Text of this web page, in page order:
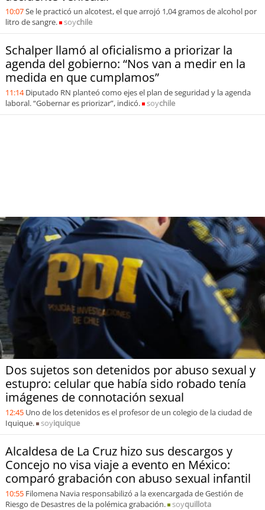
10:07Se le practicó un alcotest, el que arrojó 1,04 gramos de alcohol por
litro de sangre.
soychile
Schalper llamó al oficialismo a priorizar la
agenda del gobierno: “Nos van a medir en la
medida en que cumplamos”
11:14 Diputado RN planteó como ejes el plan de seguridad y la agenda
laboral. “Gobernar es priorizar”, indicó.
soychile
Dos sujetos son detenidos por abuso sexual y
estupro: celular que había sido robado tenía
imágenes de connotación sexual
12:45 Uno de los detenidos es el profesor de un colegio de la ciudad de
Iquique.
soyiquique
Alcaldesa de La Cruz hizo sus descargos y
Concejo no visa viaje a evento en México:
comparó grabación con abuso sexual infantil
10:55 Filomena Navia responsabilizó a la exencargada de Gestión de
Riesgo de Desastres de la polémica grabación.
soyquillota